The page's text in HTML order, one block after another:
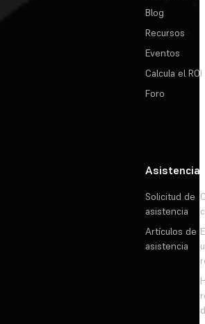
Blog
Recursos
Eventos
Calcula el ROI
Foro
Asistencia
Solicitud de
asistencia
Artículos de
asistencia